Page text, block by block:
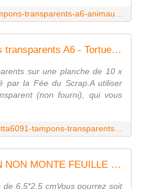
FDSTTA6091 : Tampons transparents A6 - Tortue Fée du Scrap
sur une planche de 10 x
par la Fée du Scrap.A utiliser
(non fourni), qui vous
FDSTNM056 : TAMPON NON MONTE FEUILLE DE JUIN Fée du scrap
6,5*2,5 cmVous pourrez soit